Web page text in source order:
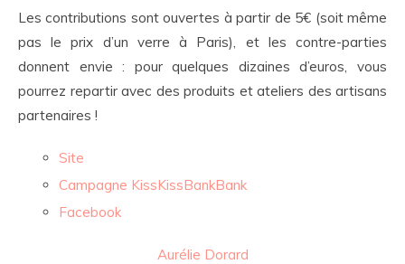
Les contributions sont ouvertes à partir de 5€ (soit même
pas le prix d’un verre à Paris), et les contre-parties
donnent envie : pour quelques dizaines d’euros, vous
pourrez repartir avec des produits et ateliers des artisans
partenaires !
Site
Campagne KissKissBankBank
Facebook
Aurélie Dorard